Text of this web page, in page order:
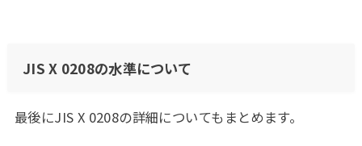
JIS X 0208の水準について
最後にJIS X 0208の詳細についてもまとめます。